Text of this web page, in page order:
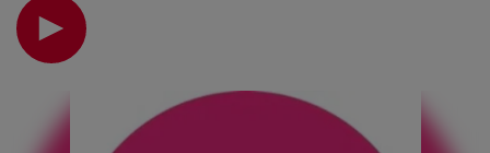
l’Application FG (IOS https://urlz.fr/hhZx